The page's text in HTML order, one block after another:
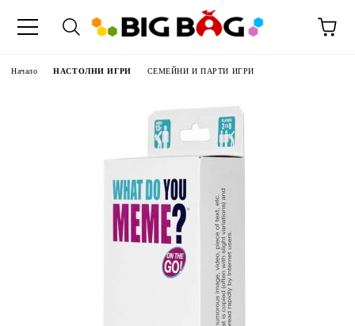
Начало НАСТОЛНИ ИГРИ СЕМЕЙНИ И ПАРТИ ИГРИ